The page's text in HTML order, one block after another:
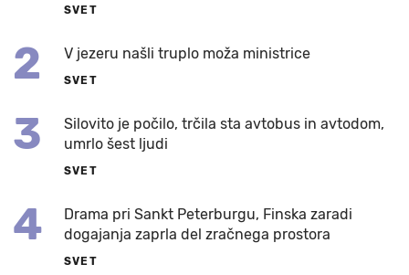
SVET
2 V jezeru našli truplo moža ministrice
SVET
3
Silovito je počilo, trčila sta avtobus in avtodom,
umrlo šest ljudi
SVET
4
Drama pri Sankt Peterburgu, Finska zaradi
dogajanja zaprla del zračnega prostora
SVET